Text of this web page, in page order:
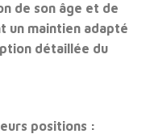
de son âge et de
un maintien adapté
détaillée du
positions :